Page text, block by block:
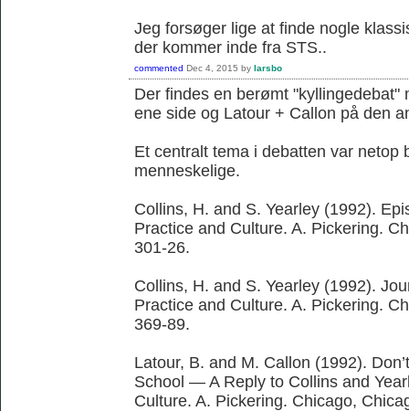
Jeg forsøger lige at finde nogle
der kommer inde fra STS..
commented Dec 4, 2015 by larsbo
Der findes en berømt "kyllingedebat"
ene side og Latour + Callon på den
Et centralt tema i debatten var netop
menneskelige.
Collins, H. and S. Yearley (1992).
Practice and Culture. A. Pickering.
301-26.
Collins, H. and S. Yearley (1992).
Practice and Culture. A. Pickering.
369-89.
Latour, B. and M. Callon (1992).
School — A Reply to Collins and
Culture. A. Pickering. Chicago,